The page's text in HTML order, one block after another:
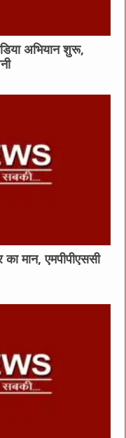
अभियान शुरू,
का मान, एमपीपीएससी